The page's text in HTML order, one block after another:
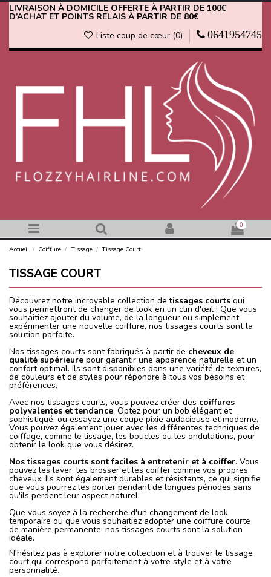
LIVRAISON À DOMICILE OFFERTE À PARTIR DE 100€
D’ACHAT ET POINTS RELAIS À PARTIR DE 80€
Liste coup de cœur (0) 0641954745
0
Accueil Coiffure Tissage Tissage Court
TISSAGE COURT
Découvrez notre incroyable collection detissages courts qui
vous permettront de changer de look en un clin d'œil ! Que vous
souhaitiez ajouter du volume, de la longueur ou simplement
expérimenter une nouvelle coiffure, nos tissages courts sont la
solution parfaite.
Nos tissages courts sont fabriqués à partir de cheveux de
qualité supérieure pour garantir une apparence naturelle et un
confort optimal. Ils sont disponibles dans une variété de textures,
de couleurs et de styles pour répondre à tous vos besoins et
préférences.
Avec nos tissages courts, vous pouvez créer des coiffures
polyvalentes et tendance. Optez pour un bob élégant et
sophistiqué, ou essayez une coupe pixie audacieuse et moderne.
Vous pouvez également jouer avec les différentes techniques de
coiffage, comme le lissage, les boucles ou les ondulations, pour
obtenir le look que vous désirez.
Nos tissages courts sont faciles à entretenir et à coiffer. Vous
pouvez les laver, les brosser et les coiffer comme vos propres
cheveux. Ils sont également durables et résistants, ce qui signifie
que vous pourrez les porter pendant de longues périodes sans
qu'ils perdent leur aspect naturel.
Que vous soyez à la recherche d'un changement de look
temporaire ou que vous souhaitiez adopter une coiffure courte
de manière permanente, nos tissages courts sont la solution
idéale.
N'hésitez pas à explorer notre collection et à trouver le tissage
court qui correspond parfaitement à votre style et à votre
personnalité.